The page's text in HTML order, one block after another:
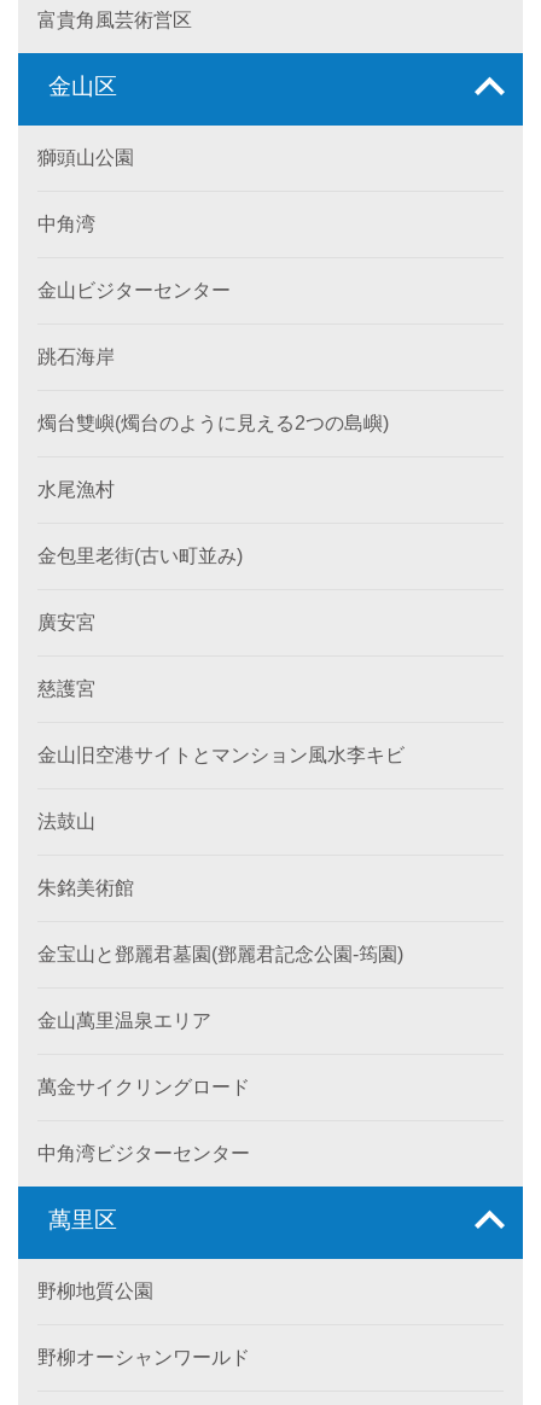
富貴角風芸術営区
金山区
獅頭山公園
中角湾
金山ビジターセンター
跳石海岸
燭台雙嶼(燭台のように見える2つの島嶼)
水尾漁村
金包里老街(古い町並み)
廣安宮
慈護宮
金山旧空港サイトとマンション風水李キビ
法鼓山
朱銘美術館
金宝山と鄧麗君墓園(鄧麗君記念公園-筠園)
金山萬里温泉エリア
萬金サイクリングロード
中角湾ビジターセンター
萬里区
野柳地質公園
野柳オーシャンワールド